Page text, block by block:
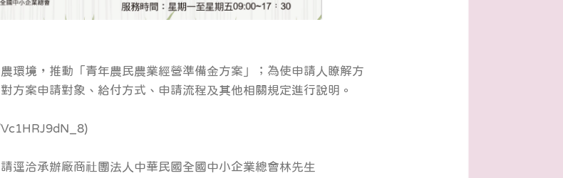
環境，推動「青年農民農業經營準備金方案」；為使申請人瞭解方
方案申請對象、給付方式、申請流程及其他相關規定進行說明。
逕洽承辦廠商社團法人中華民國全國中小企業總會林先生